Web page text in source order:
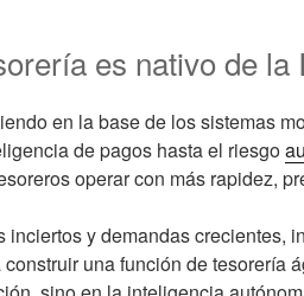
es nativo de la
en la base de los sistemas
de pagos hasta el riesgo
operar con más rapidez,
y demandas crecientes,
una función de tesorería